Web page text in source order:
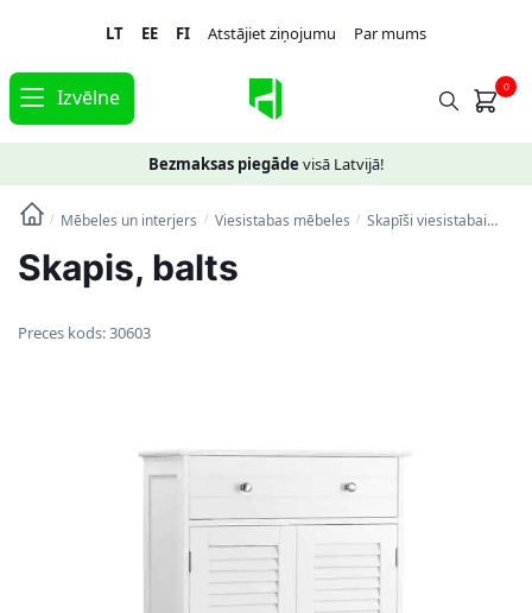
navigation
content
LT EE FI Atstājiet ziņojumu Par mums
Izvēlne 0
Bezmaksas piegāde visā Latvijā!
/ Mēbeles un interjers / Viesistabas mēbeles / Skapīši viesistabai
Skapis, balts
Preces kods:30603